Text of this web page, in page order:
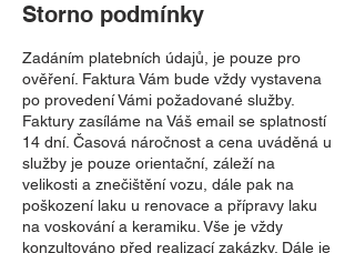
Storno podmínky
Zadáním platebních údajů, je pouze pro
ověření. Faktura Vám bude vždy vystavena
po provedení Vámi požadované služby.
Faktury zasíláme na Váš email se splatností
14 dní. Časová náročnost a cena uváděná u
služby je pouze orientační, záleží na
velikosti a znečištění vozu, dále pak na
poškození laku u renovace a přípravy laku
na voskování a keramiku. Vše je vždy
konzultováno před realizací zakázky. Dále je